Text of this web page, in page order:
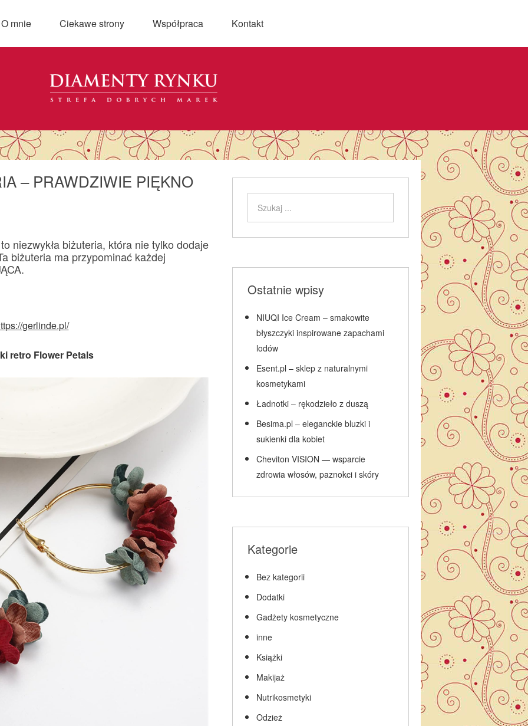
O mnie Ciekawe strony Współpraca Kontakt
– PRAWDZIWIE PIĘKNO
niezwykła biżuteria, która nie tylko dodaje
biżuteria ma przypominać każdej
gerlinde.pl/
retro Flower Petals
Ostatnie wpisy
NIUQI Ice Cream – smakowite
błyszczyki inspirowane zapachami
lodów
Esent.pl – sklep z naturalnymi
kosmetykami
Ładnotki – rękodzieło z duszą
Besima.pl – eleganckie bluzki i
sukienki dla kobiet
Cheviton VISION — wsparcie
zdrowia włosów, paznokci i skóry
Kategorie
Bez kategorii
Dodatki
Gadżety kosmetyczne
inne
Książki
Makijaż
Nutrikosmetyki
Odzież